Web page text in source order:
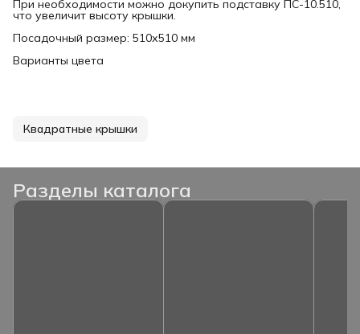
При необходимости можно докупить подставку ПС-10.510,
что увеличит высоту крышки.
Посадочный размер: 510х510 мм
Варианты цвета
Квадратные крышки
Разделы каталога